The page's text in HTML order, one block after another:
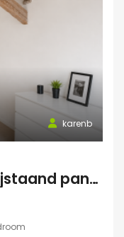
karenb
Studentenkamers in vrijstaand pand ‘De Drie Snellen’.